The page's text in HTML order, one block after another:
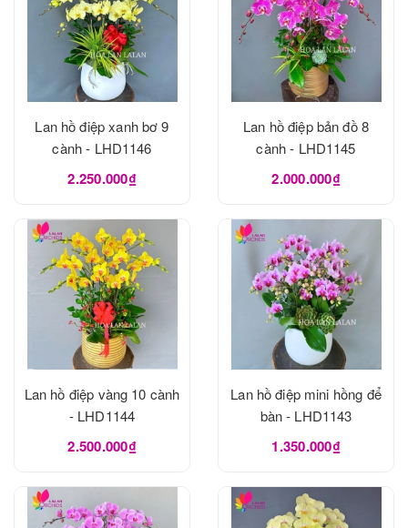
Lan hồ điệp xanh bơ 9
cành - LHD1146
2.250.000₫
Lan hồ điệp bản đồ 8
cành - LHD1145
2.000.000₫
Lan hồ điệp vàng 10 cành
- LHD1144
2.500.000₫
Lan hồ điệp mini hồng để
bàn - LHD1143
1.350.000₫